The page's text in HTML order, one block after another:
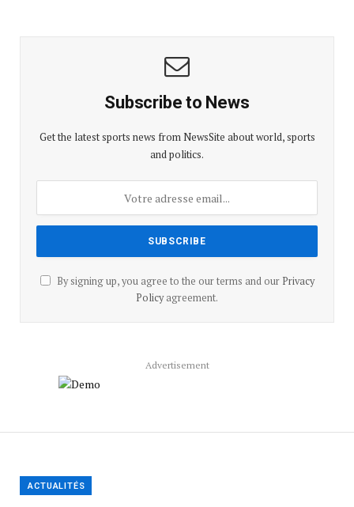
Subscribe to News
Get the latest sports news from NewsSite about world, sports
and politics.
By signing up, you agree to the our terms and our Privacy
Policyagreement.
Advertisement
ACTUALITÉS